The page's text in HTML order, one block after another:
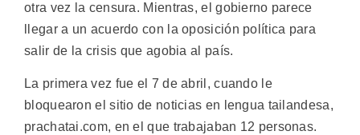
otra vez la censura. Mientras, el gobierno parece
llegar a un acuerdo con la oposición política para
salir de la crisis que agobia al país.
La primera vez fue el 7 de abril, cuando le
bloquearon el sitio de noticias en lengua tailandesa,
prachatai.com, en el que trabajaban 12 personas.